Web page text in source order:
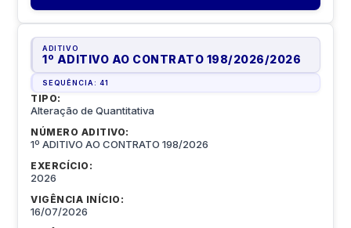
ADITIVO
1º ADITIVO AO CONTRATO 198/2026/2026
SEQUÊNCIA:41
TIPO:
Alteração de Quantitativa
NÚMERO ADITIVO:
1º ADITIVO AO CONTRATO 198/2026
EXERCÍCIO:
2026
VIGÊNCIA INÍCIO:
16/07/2026